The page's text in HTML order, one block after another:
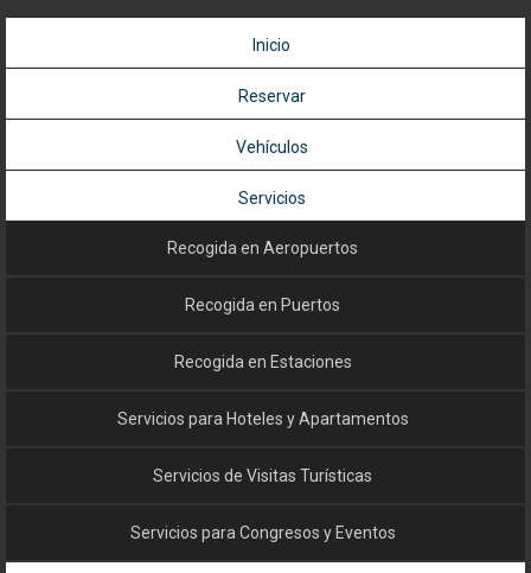
Inicio
Reservar
Vehículos
Servicios
Recogida en Aeropuertos
Recogida en Puertos
Recogida en Estaciones
Servicios para Hoteles y Apartamentos
Servicios de Visitas Turísticas
Servicios para Congresos y Eventos